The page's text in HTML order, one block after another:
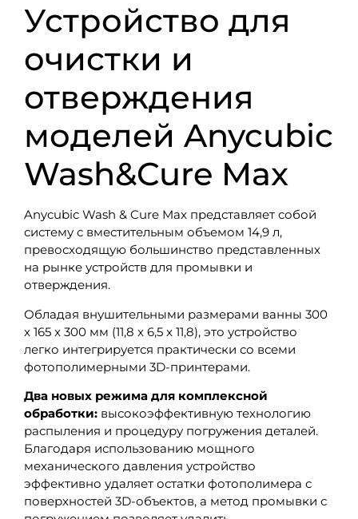
Устройство для
очистки и
отверждения
моделей Anycubic
Wash&Cure Max
Anycubic Wash & Cure Max представляет собой
систему с вместительным объемом 14,9 л,
превосходящую большинство представленных
на рынке устройств для промывки и
отверждения.
Обладая внушительными размерами ванны 300
x 165 x 300 мм (11,8 x 6,5 x 11,8), это устройство
легко интегрируется практически со всеми
фотополимерными 3D-принтерами.
Два новых режима для комплексной
обработки: высокоэффективную технологию
распыления и процедуру погружения деталей.
Благодаря использованию мощного
механического давления устройство
эффективно удаляет остатки фотополимера с
поверхностей 3D-объектов, а метод промывки с